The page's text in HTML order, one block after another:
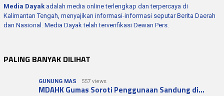
Media Dayak adalah media online terlengkap dan terpercaya di
Kalimantan Tengah, menyajikan informasi-informasi seputar Berita Daerah
dan Nasional. Media Dayak telah terverifikasi Dewan Pers.
PALING BANYAK DILIHAT
GUNUNG MAS 557 views
MDAHK Gumas Soroti Penggunaan Sandung di…